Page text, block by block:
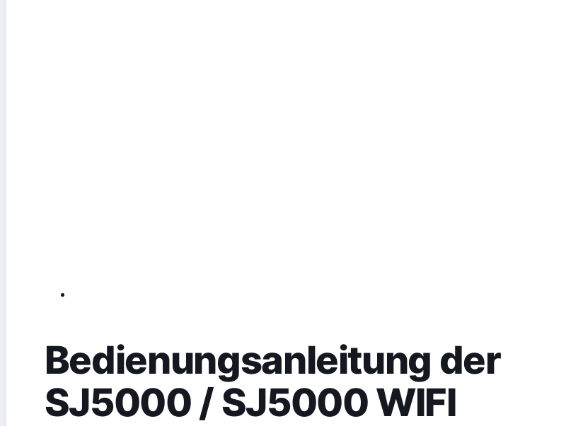
Bedienungsanleitung der
SJ5000 / SJ5000 WIFI